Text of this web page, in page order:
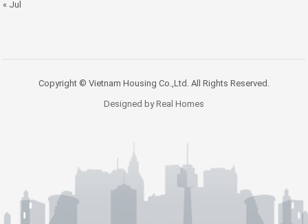
« Jul
Copyright © Vietnam Housing Co.,Ltd. All Rights Reserved.
Designed by Real Homes